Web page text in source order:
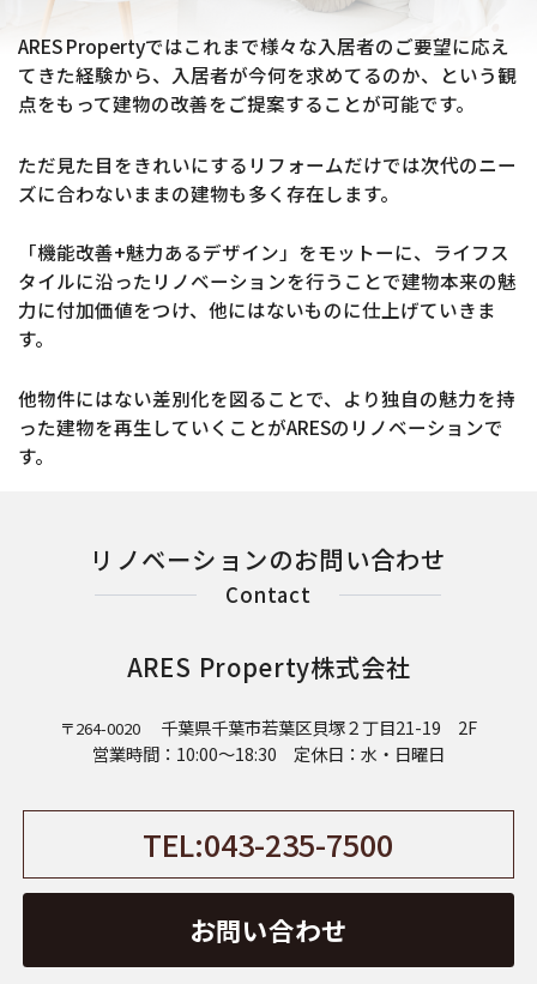
ARES Propertyではこれまで様々な入居者のご要望に応え
てきた経験から、入居者が今何を求めてるのか、という観
点をもって建物の改善をご提案することが可能です。
ただ見た目をきれいにするリフォームだけでは次代のニー
ズに合わないままの建物も多く存在します。
「機能改善+魅力あるデザイン」をモットーに、ライフス
タイルに沿ったリノベーションを行うことで建物本来の魅
力に付加価値をつけ、他にはないものに仕上げていきま
す。
他物件にはない差別化を図ることで、より独自の魅力を持
った建物を再生していくことがARESのリノベーションで
す。
リノベーションのお問い合わせ
Contact
ARES Property株式会社
〒264-0020
千葉県千葉市若葉区貝塚２丁目21-19 2F
営業時間：10:00～18:30 定休日：水・日曜日
TEL:043-235-7500
お問い合わせ